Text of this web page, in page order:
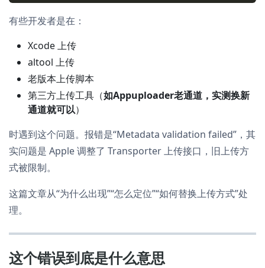
有些开发者是在：
Xcode 上传
altool 上传
老版本上传脚本
第三方上传工具（如Appuploader老通道，实测换新
通道就可以）
时遇到这个问题。报错是“Metadata validation failed”，其
实问题是 Apple 调整了 Transporter 上传接口，旧上传方
式被限制。
这篇文章从“为什么出现”“怎么定位”“如何替换上传方式”处
理。
这个错误到底是什么意思